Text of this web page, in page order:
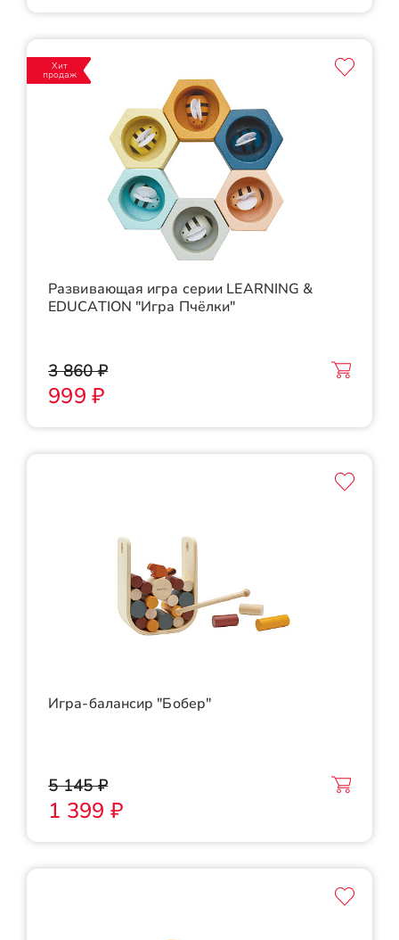
Хит
продаж
Развивающая игра серии LEARNING &
EDUCATION "Игра Пчёлки"
3 860 ₽
999 ₽
Игра-балансир "Бобер"
5 145 ₽
1 399 ₽